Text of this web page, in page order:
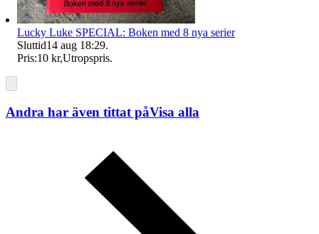
Lucky Luke SPECIAL: Boken med 8 nya serier
Sluttid14 aug 18:29.
Pris:10 kr,Utropspris.
Andra har även tittat påVisa alla